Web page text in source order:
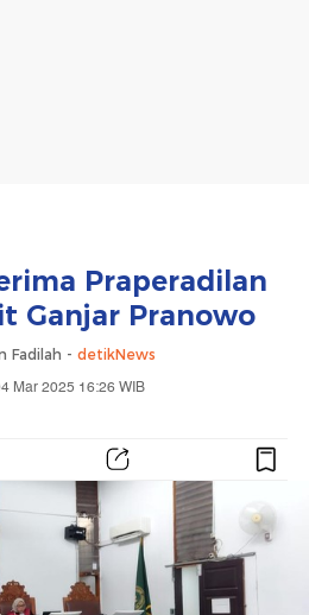
Praperadilan
Ganjar Pranowo
Fadilah - detikNews
Mar 2025 16:26 WIB